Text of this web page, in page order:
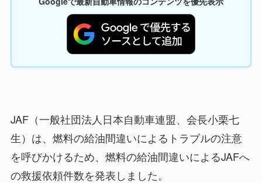
JAF（一般社団法人日本自動車連盟、会長小栗七
生）は、燃料の給油間違いによるトラブルの注意
を呼びかけるため、燃料の給油間違いによるJAFへ
の救援依頼件数を発表しました。